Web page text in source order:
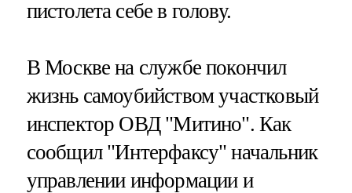
пистолета себе в голову.
В Москве на службе покончил
жизнь самоубийством участковый
инспектор ОВД "Митино". Как
сообщил "Интерфаксу" начальник
управлении информации и